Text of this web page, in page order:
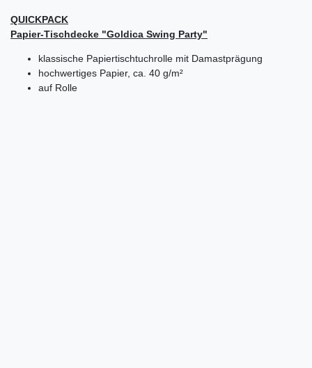
QUICKPACK
Papier-Tischdecke "Goldica Swing Party"
klassische Papiertischtuchrolle mit Damastprägung
hochwertiges Papier, ca. 40 g/m²
auf Rolle